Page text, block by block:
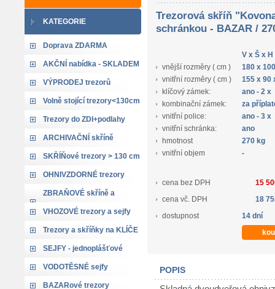
KATEGORIE
Doprava ZDARMA
AKČNÍ nabídka - SKLADEM
VÝPRODEJ trezorů
Volně stojící trezory<130cm
Trezory do ZDI+podlahy
ARCHIVAČNÍ skříně
SKŘÍŇové trezory > 130 cm
OHNIVZDORNÉ trezory
ZBRAŇOVÉ skříně a
trezory
VHOZOVÉ trezory a sejfy
Trezory a skříňky na KLÍČE
SEJFY - jednoplášťové
VODOTĚSNÉ sejfy
BAZARové trezory
Trezorová skříň
schránkou - BAZAR /
V x Š x H
vnější rozměry ( cm )
180 x
vnitřní rozměry ( cm )
155 x 90
klíčový zámek:
ano - 2 x
kombinační zámek:
za
vnitřní police:
ano - 3 x
vnitřní schránka:
ano
hmotnost
270 kg
vnitřní objem
-
cena bez DPH
15
cena vč. DPH
18
dostupnost
14 dní
POPIS